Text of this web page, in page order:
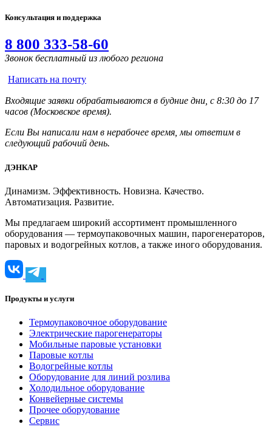
Консультация и поддержка
8 800 333-58-60
Звонок бесплатный из любого региона
Написать на почту
Входящие заявки обрабатываются в будние дни, с 8:30 до 17
часов (Московское время).
Если Вы написали нам в нерабочее время, мы ответим в
следующий рабочий день.
ДЭНКАР
Динамизм. Эффективность. Новизна. Качество.
Автоматизация. Развитие.
Мы предлагаем широкий ассортимент промышленного
оборудования — термоупаковочных машин, парогенераторов,
паровых и водогрейных котлов, а также иного оборудования.
Продукты и услуги
Термоупаковочное оборудование
Электрические парогенераторы
Мобильные паровые установки
Паровые котлы
Водогрейные котлы
Оборудование для линий розлива
Холодильное оборудование
Конвейерные системы
Прочее оборудование
Сервис